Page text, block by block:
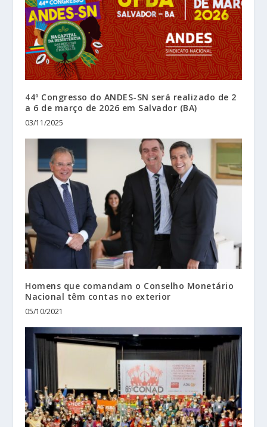
44º Congresso do ANDES-SN será realizado de 2
a 6 de março de 2026 em Salvador (BA)
03/11/2025
Homens que comandam o Conselho Monetário
Nacional têm contas no exterior
05/10/2021